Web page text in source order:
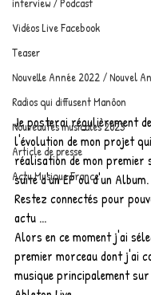
Vidéos Live Facebook
Teaser
Nouvelle Année 2022 / Nouvel An
Radios qui diffusent Manôon
Nouveautés musicales 2023
Article de presse
Actu Musique France
Je posterai régulièrement
l'évolution de mon projet
réalisation de mon premier
suite d'un EP ou d'un Album.
Restez connectés pour
actu ...
Alors en ce moment j'ai
premier morceau dont j'ai
musique principalement